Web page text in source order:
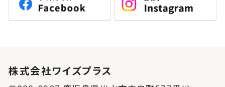
株式会社ワイズプラス